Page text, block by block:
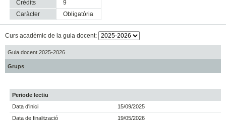
Crèdits
9
Caràcter
obligatòria
Curs acadèmic de la guia docent:
Guia docent 2025-2026
Grups
Periode lectiu
Data d'inici
15/09/2025
Data de finalització
19/05/2026